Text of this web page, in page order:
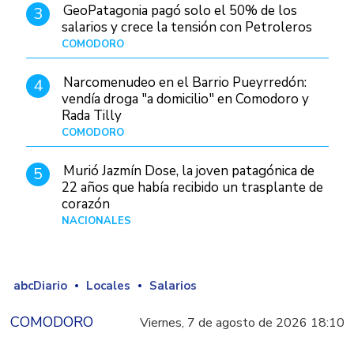
3
GeoPatagonia pagó solo el 50% de los
salarios y crece la tensión con Petroleros
COMODORO
4
Narcomenudeo en el Barrio Pueyrredón:
vendía droga "a domicilio" en Comodoro y
Rada Tilly
COMODORO
5
Murió Jazmín Dose, la joven patagónica de
22 años que había recibido un trasplante de
corazón
NACIONALES
abcDiario Locales Salarios
COMODORO Viernes, 7 de agosto de 2026 18:10